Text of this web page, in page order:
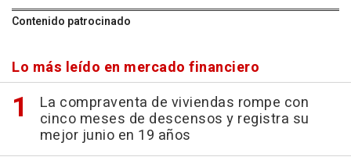
Contenido patrocinado
Lo más leído en mercado financiero
La compraventa de viviendas rompe con
cinco meses de descensos y registra su
mejor junio en 19 años